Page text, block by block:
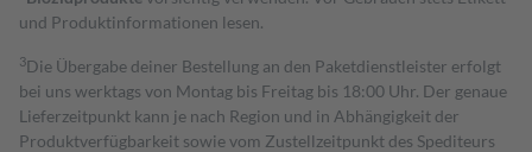
und Produktinformationen lesen.
3Die Übergabe deiner Bestellung an den Paketdienstleister erfolgt
bei uns werktags von Montag bis Freitag bis 18:00 Uhr. Der genaue
Lieferzeitpunkt kann je nach Region und in Abhängigkeit der
Produktverfügbarkeit sowie vom Zustellzeitpunkt des Spediteurs